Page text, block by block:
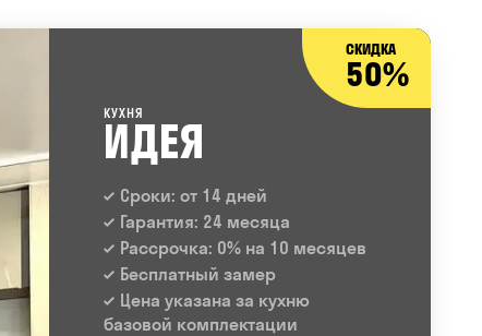
СКИДКА
50%
КУХНЯ
ИДЕЯ
Сроки: от 14 дней
Гарантия: 24 месяца
Рассрочка: 0% на 10 месяцев
Бесплатный замер
Цена указана за кухню
базовой комплектации